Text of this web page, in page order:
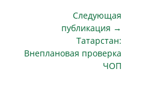
неутешительными.
За какой-то месяц…
Следующая
публикация →
публикация
Татарстан:
Внеплановая проверка
ЧОП